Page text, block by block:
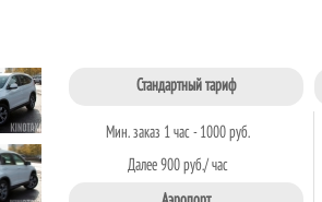
Стандартный тариф
Мин. заказ 1 час - 1000 руб.
Далее 900 руб./ час